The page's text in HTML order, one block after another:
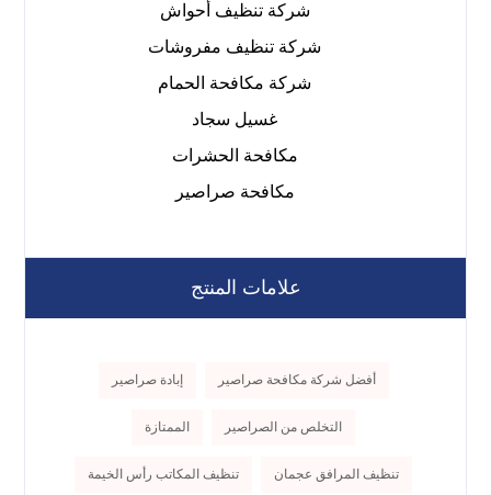
شركة تنظيف أحواش
شركة تنظيف مفروشات
شركة مكافحة الحمام
غسيل سجاد
مكافحة الحشرات
مكافحة صراصير
علامات المنتج
أفضل شركة مكافحة صراصير إبادة صراصير
التخلص من الصراصير الممتازة
تنظيف المرافق عجمان تنظيف المكاتب رأس الخيمة